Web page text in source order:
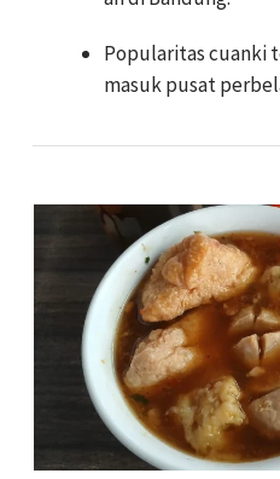
Popularitas cuanki
masuk pusat